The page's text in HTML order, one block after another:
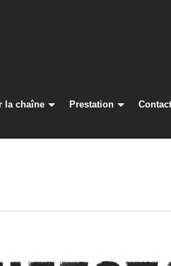
la chaîne Prestation Contact